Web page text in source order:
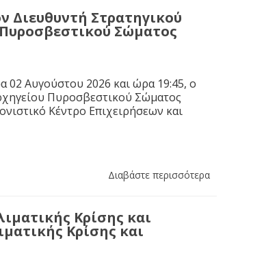
Διευθυντή Στρατηγικού
Σώματος
02 Αυγούστου 2026 και ώρα 19:45, ο
Πυροσβεστικού Σώματος
Κέντρο Επιχειρήσεων και
Διαβάστε περισσότερα
Κρίσης και
Κρίσης και